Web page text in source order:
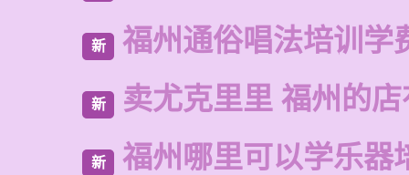
新 福州通俗唱法培训学
新 卖尤克里里 福州的
新 福州哪里可以学乐器